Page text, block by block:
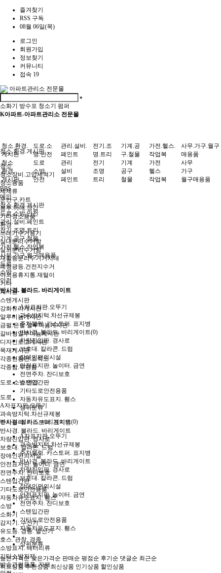
즐겨찾기
RSS 구독
08월 06일(목)
로그인
회원가입
정보찾기
커뮤니티
접속 19
아파트관리소 전문몰
소화기 방수포 청소기 펌퍼
K아파트-아파트관리소 전문몰
청소.환경.게시판
청소
청소장비.고압세척기
청소용품
세제류
운반구.카트
봉투.마대.장갑
기타청소용품
환경
쓰레기수거용기
실내분리수거함
실외분리수거함
재활용분리수거거치대
폐형광등.건전지수거
야외용휴지통.재털이
기타
게시판
스텐게시판
강화유리게시판
알루미늄게시판
금펄.은펄 알루미늄게시판
갈바형알루미늄게시판
디자인로고게시판
목재게시판
각종현황판.조직도
각종함.우편함
도로.소방.안전
도로
A자표지판.오뚜기
과속방지턱.차선규제봉
주차블럭. 카스토퍼. 표지병
반사경. 볼라드. 바리게이트
차량진입판. 경사로
보호대. 칼라콘. 드럼
장애인편의시설
안전표지판. 놀이터. 금연
전면주차. 잔디보호
스텐입간판
기타도로안전용품
자동차유도표지. 휀스
소방
소화기
감지기. 수신기
유도등. 경종. 발신기
호스. 관창. 경종
소방표지. 배터리류
기타소방자재
방송관련용품. 자재
청소.환경.
게시판
청소
환경
게시판
도로.소
방.안전
도로
소방
안전
관리.설비.
페인트
관리
설비
페인트
전기.조
명.트리
전기
조명
트리
기계.공
구.철물
기계
공구
철물
가전.헬스.
작업복
가전
헬스
작업복
사무.가구.월구
매용품
사무
가구
월구매용품
BBS
메인
청소.환경.게시판
도로.소방.안전
관리.설비.페인트
전기.조명.트리
기계.공구.철물
가전.헬스.작업복
사무.가구.월구매용품
도로
소방
안전
반사경. 볼라드. 바리게이트
A자표지판.오뚜기
과속방지턱.차선규제봉
주차블럭. 카스토퍼. 표지병
반사경. 볼라드. 바리게이트(0)
차량진입판. 경사로
보호대. 칼라콘. 드럼
장애인편의시설
안전표지판. 놀이터. 금연
전면주차. 잔디보호
스텐입간판
기타도로안전용품
자동차유도표지. 휀스
상위분류
반사경. 볼라드. 바리게이트(0)
A자표지판.오뚜기
과속방지턱.차선규제봉
주차블럭. 카스토퍼. 표지병
반사경. 볼라드. 바리게이트
차량진입판. 경사로
보호대. 칼라콘. 드럼
장애인편의시설
안전표지판. 놀이터. 금연
전면주차. 잔디보호
스텐입간판
기타도로안전용품
자동차유도표지. 휀스
상위분류
높은가격순 낮은가격순 판매순 평점순 후기순 댓글순 최근순
히트상품 추천상품 최신상품 인기상품 할인상품